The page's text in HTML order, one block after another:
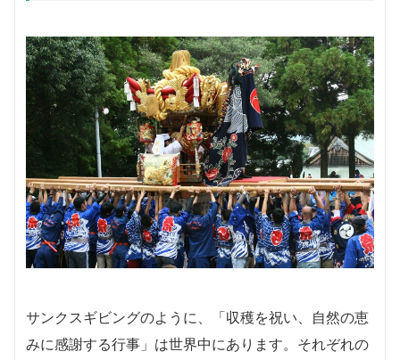
サンクスギビングのように、「収穫を祝い、自然の恵
みに感謝する行事」は世界中にあります。それぞれの